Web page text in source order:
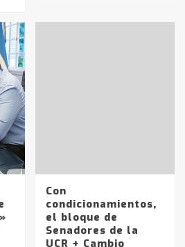
Con
condicionamientos,
el bloque de
Senadores de la
UCR + Cambio